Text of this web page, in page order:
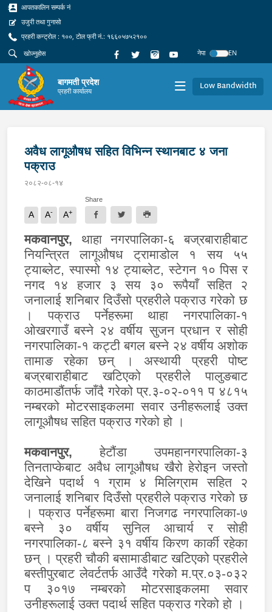
आपतकालिन सम्पर्क नं
उजुरी तथा गुनासो
प्रहरी कन्ट्रोल : १००, टोल फ्री नं.: १६६०५७५२१००
नेपा
EN
बागमती प्रदेश
प्रहरी कार्यालय Low Bandwidth
अवैध लागूऔषध सहित विभिन्न स्थानबाट ४ जना
पक्राउ
२०८२-०८-१४
A A- A+
Share
मकवानपुर, थाहा नगरपालिका-६ बज्रबाराहीबाट
नियन्त्रित लागूऔषध ट्रामाडोल १ सय ५५
ट्याब्लेट,स्पास्मो १४ ट्याब्लेट,स्टेगन १० पिस र
नगद १४ हजार ३ सय ३० रूपैयाँ सहित २
जनालाई शनिबार दिउँसो प्रहरीले पक्राउ गरेको छ
। पक्राउ पर्नेहरूमा थाहा नगरपालिका-१
ओखरगाउँ बस्ने २४ वर्षीय सुजन प्रधान र सोही
नगरपालिका-१ कट्टी बगल बस्ने २४ वर्षीय अशोक
तामाङ रहेका छन् । अस्थायी प्रहरी पोष्ट
बज्रबाराहीबाट खटिएको प्रहरीले पालुङबाट
काठमाडौंतर्फ जाँदै गरेको प्र.३-०२-०११ प ४८१५
नम्बरको मोटरसाइकलमा सवार उनीहरूलाई उक्त
लागूऔषध सहित पक्राउ गरेको हो ।
मकवानपुर,
हेटौंडा उपमहानगरपालिका-३
तिनताप्केबाट अवैध लागूऔषध खैरो हेरोइन जस्तो
देखिने पदार्थ १ ग्राम ४ मिलिग्राम सहित २
जनालाई शनिबार दिउँसो प्रहरीले पक्राउ गरेको छ
। पक्राउ पर्नेहरूमा बारा निजगढ नगरपालिका-७
बस्ने ३० वर्षीय सुनिल आचार्य र सोही
नगरपालिका-८ बस्ने ३१ वर्षीय किरण कार्की रहेका
छन् । प्रहरी चौकी बसामाडीबाट खटिएको प्रहरीले
बस्तीपुरबाट लेवर्टतर्फ आउँदै गरेको म.प्र.०३-०३२
प ३०१७ नम्बरको मोटरसाइकलमा सवार
उनीहरूलाई उक्त पदार्थ सहित पक्राउ गरेको हो ।